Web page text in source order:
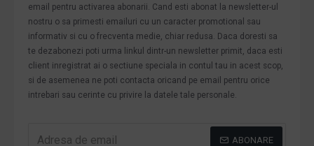
email pentru activarea abonarii. Cand esti abonat la newsletter-ul
nostru o sa primesti emailuri cu un caracter promotional sau
informativ si cu o frecventa medie, chiar redusa. Daca doresti sa
te dezabonezi poti urma linkul dintr-un newsletter primit, daca esti
client inregistrat ai o sectiune speciala in contul tau in acest scop,
si de asemenea ne poti contacta oricand pe email pentru orice
intrebari sau cerinte cu privire la datele tale personale.
ABONARE